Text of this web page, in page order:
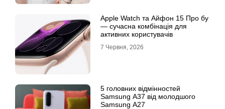
Apple Watch та Айфон 15 Про бу
— сучасна комбінація для
активних користувачів
7 Червня, 2026
5 головних відмінностей
Samsung A37 від молодшого
Samsung A27